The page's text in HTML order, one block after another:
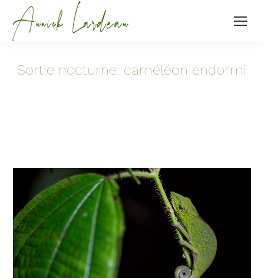
Sortie nocturne: caméléon endormi